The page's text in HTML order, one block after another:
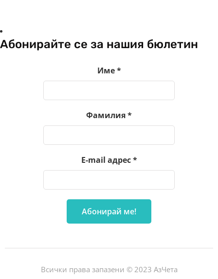
Абонирайте се за нашия бюлетин
Име*
Фамилия*
E-mail адрес*
Всички права запазени © 2023 АзЧета